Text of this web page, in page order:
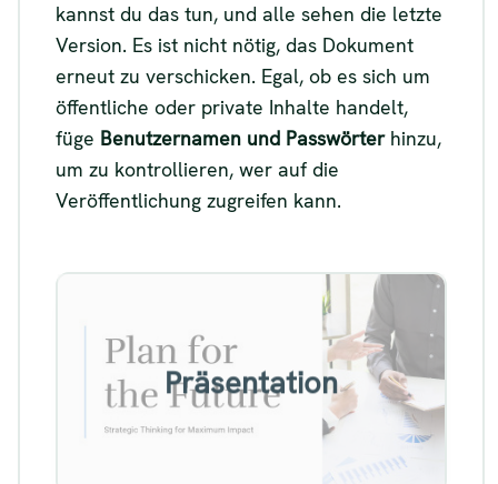
kannst du das tun, und alle sehen die letzte
Version. Es ist nicht nötig, das Dokument
erneut zu verschicken. Egal, ob es sich um
öffentliche oder private Inhalte handelt,
füge Benutzernamen und Passwörterhinzu,
um zu kontrollieren, wer auf die
Veröffentlichung zugreifen kann.
Präsentation
Beispiel für eine sprechende
Präsentation
Siehe